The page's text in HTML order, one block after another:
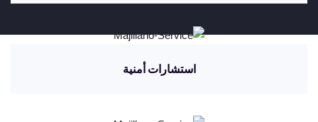
استشارات أمنية